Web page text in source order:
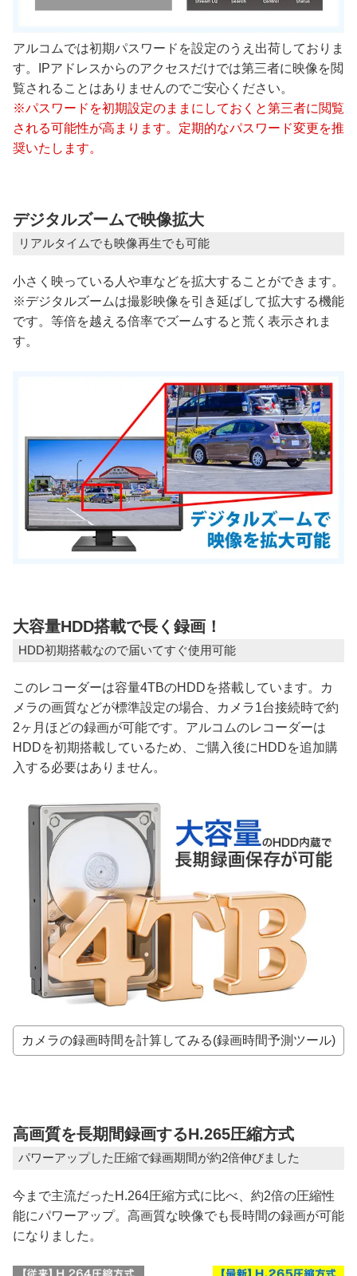
アルコムでは初期パスワードを設定のうえ出荷しておりま
す。IPアドレスからのアクセスだけでは第三者に映像を閲
覧されることはありませんのでご安心ください。
※パスワードを初期設定のままにしておくと第三者に閲覧
される可能性が高まります。定期的なパスワード変更を推
奨いたします。
デジタルズームで映像拡大
リアルタイムでも映像再生でも可能
小さく映っている人や車などを拡大することができます。
※デジタルズームは撮影映像を引き延ばして拡大する機能
です。等倍を越える倍率でズームすると荒く表示されま
す。
大容量HDD搭載で長く録画！
HDD初期搭載なので届いてすぐ使用可能
このレコーダーは容量4TBのHDDを搭載しています。カ
メラの画質などが標準設定の場合、カメラ1台接続時で約
2ヶ月ほどの録画が可能です。アルコムのレコーダーは
HDDを初期搭載しているため、ご購入後にHDDを追加購
入する必要はありません。
カメラの録画時間を計算してみる(録画時間予測ツール)
高画質を長期間録画するH.265圧縮方式
パワーアップした圧縮で録画期間が約2倍伸びました
今まで主流だったH.264圧縮方式に比べ、約2倍の圧縮性
能にパワーアップ。高画質な映像でも長時間の録画が可能
になりました。